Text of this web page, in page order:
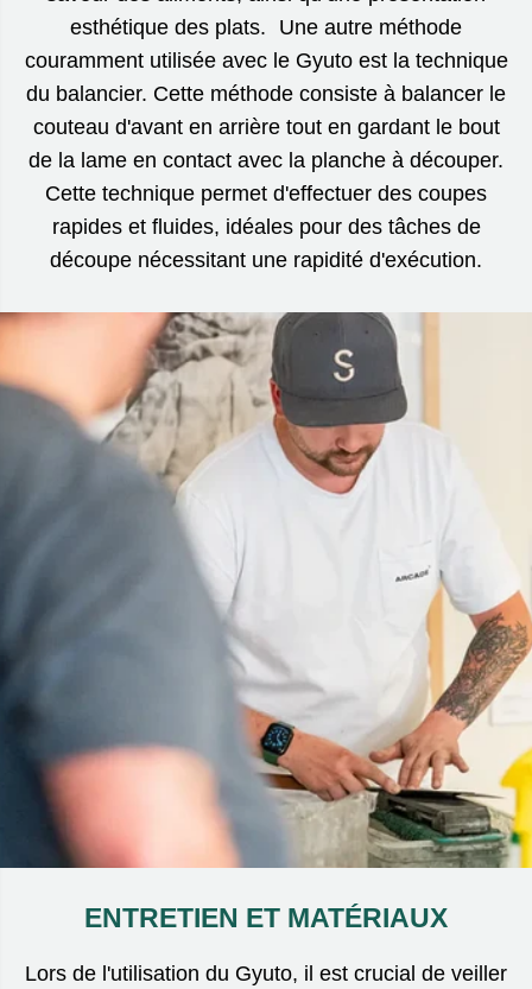
esthétique des plats. Une autre méthode
couramment utilisée avec le Gyuto est la technique
du balancier. Cette méthode consiste à balancer le
couteau d'avant en arrière tout en gardant le bout
de la lame en contact avec la planche à découper.
Cette technique permet d'effectuer des coupes
rapides et fluides, idéales pour des tâches de
découpe nécessitant une rapidité d'exécution.
ENTRETIEN ET MATÉRIAUX
Lors de l'utilisation du Gyuto, il est crucial de veiller